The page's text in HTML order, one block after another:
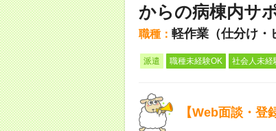
からの病棟内サ
職種： 軽作業（仕分け・
派遣 職種未経験OK 社会人未経
【Web面談・登